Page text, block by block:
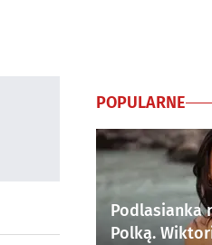
POPULARNE
Podlasianka
Polką.